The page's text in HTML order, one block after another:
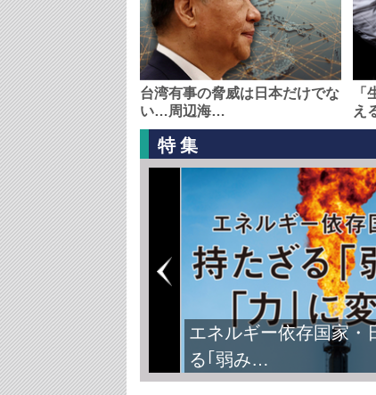
台湾有事の脅威は日本だけでな
い…周辺海…
え
特集
エネルギー依存国家
る｢弱み…